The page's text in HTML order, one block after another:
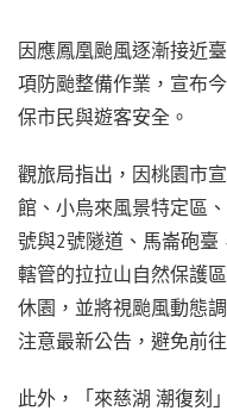
因應鳳凰颱風逐漸接近
項防颱整備作業，宣布
保市民與遊客安全。
觀旅局指出，因桃園市
館、小烏來風景特定區
號與2號隧道、馬崙砲
轄管的拉拉山自然保護
休園，並將視颱風動態
注意最新公告，避免前
此外，「來慈湖 潮復刻